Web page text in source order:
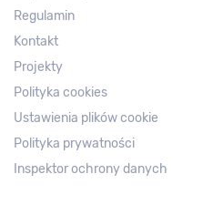
Regulamin
Kontakt
Projekty
Polityka cookies
Ustawienia plików cookie
Polityka prywatności
Inspektor ochrony danych